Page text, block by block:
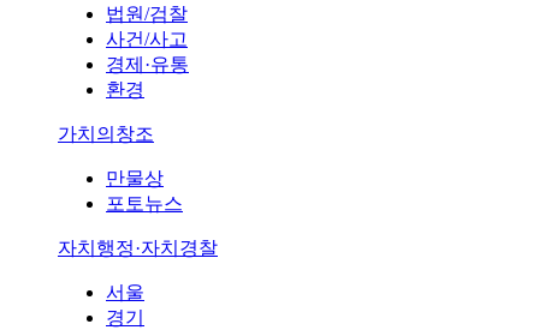
법원/검찰
사건/사고
경제·유통
환경
가치의창조
만물상
포토뉴스
자치행정·자치경찰
서울
경기